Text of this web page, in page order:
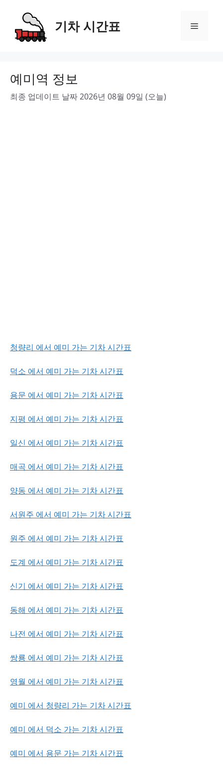
content
기차 시간표 Menu
예미역 정보
최종 업데이트 날짜 2026년 08월 09일 (오늘)
청량리 에서 예미 가는 기차 시간표
덕소 에서 예미 가는 기차 시간표
용문 에서 예미 가는 기차 시간표
지평 에서 예미 가는 기차 시간표
일신 에서 예미 가는 기차 시간표
매곡 에서 예미 가는 기차 시간표
양동 에서 예미 가는 기차 시간표
서원주 에서 예미 가는 기차 시간표
원주 에서 예미 가는 기차 시간표
도계 에서 예미 가는 기차 시간표
신기 에서 예미 가는 기차 시간표
동해 에서 예미 가는 기차 시간표
나전 에서 예미 가는 기차 시간표
쌍룡 에서 예미 가는 기차 시간표
영월 에서 예미 가는 기차 시간표
예미 에서 청량리 가는 기차 시간표
예미 에서 덕소 가는 기차 시간표
예미 에서 용문 가는 기차 시간표